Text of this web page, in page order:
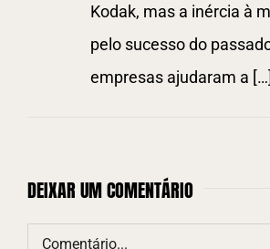
Kodak, mas a inércia à
pelo sucesso do
empresas ajudaram a […]
DEIXAR UM COMENTÁRIO
Comentário